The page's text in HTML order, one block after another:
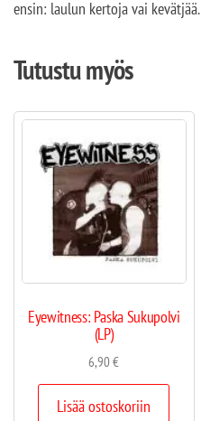
ensin: laulun kertoja vai kevätjää.
Tutustu myös
Eyewitness: Paska Sukupolvi
(LP)
6,90€
Lisää ostoskoriin